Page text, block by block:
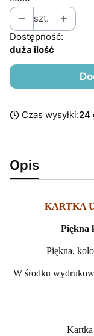
szt.
Dostępność:
duża ilość
Czas wysyłki:24
Opis
KARTKA
Piękna
Piękna,
W środku